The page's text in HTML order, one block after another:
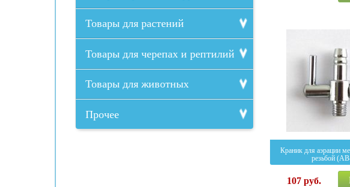
Товары для растений
Товары для черепах и рептилий
Товары для животных
Прочее
Краник для аэрации
резьбой
107руб.